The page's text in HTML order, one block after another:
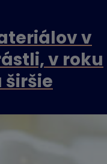
v
v roku
širšie